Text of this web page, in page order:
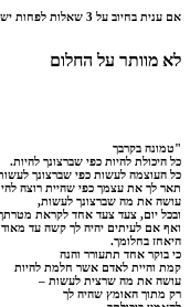
אם ענית בחיוב על 3 שאלות לפחות יש לך בהחלט מה להרוויח מאימון אישי/
לא מוותר על החלום
"טמונה בקרבך
כל היכולת להיות כפי שברצונך להיות.
כל העוצמה לעשות כפי שברצונך
תאר לך את עצמך כפי שהיית רוצה
עושה את מה שברצונך לעשות,
ובכל יום, צעד צעד אחד לקראת
ואף אם לעיתים יהיה לך קשה עד
היאחז בחלומך.
כי בוקר אחד תתעורר והנה
קמת והיית לאדם אשר חלמת להיות
עושה את מה שרצית לעשות –
רק מתוך האומץ שהיה לך